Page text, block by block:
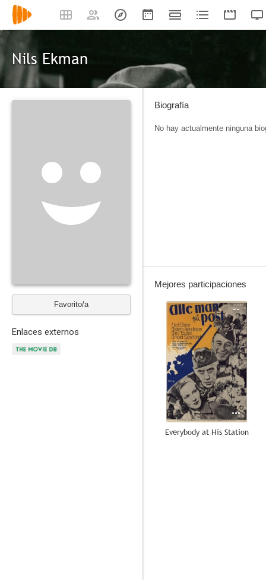
Nils Ekman
Favorito/a
Enlaces externos
Biografía
No hay actualmente ninguna
Mejores participaciones
--
Everybody at His Station